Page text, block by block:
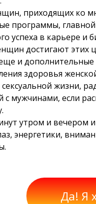
приходящих ко
программы,
успеха в карьере и
достигают этих
и дополнительные
здоровья
жизни,
с мужчинами, если
утром и вечером
энергетики,
Да! Я